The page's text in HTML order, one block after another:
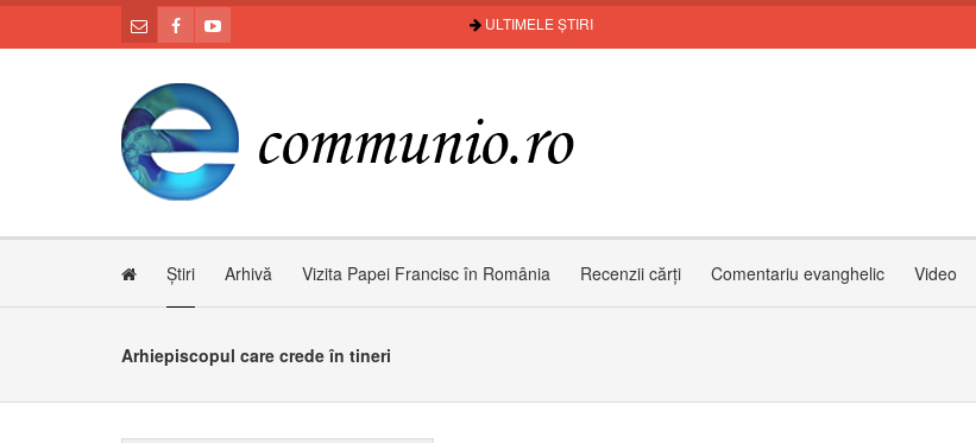
ULTIMELE ȘTIRI
Știri Arhivă Vizita Papei Francisc în România Recenzii cărți Comentariu evanghelic Video
Arhiepiscopul care crede în tineri